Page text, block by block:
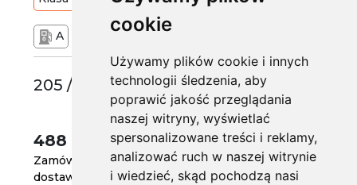
cookie
Używamy plików cookie i innych
technologii śledzenia, aby
poprawić jakość przeglądania
naszej witryny, wyświetlać
spersonalizowane treści i reklamy,
analizować ruch w naszej witrynie
i wiedzieć, skąd pochodzą nasi
A 71 dB
205 /55 R16
488 zł
Zamów do
godz. 14
dostawa za 2 dni